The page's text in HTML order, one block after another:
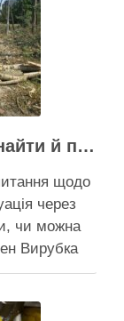
у …
Дерева не врятувати, але знайти й покарати винних треба – головні питання і висновки з конфлікту на Теремках
щодо
через
чи можна
Вирубка
теплотрасу
у Києві